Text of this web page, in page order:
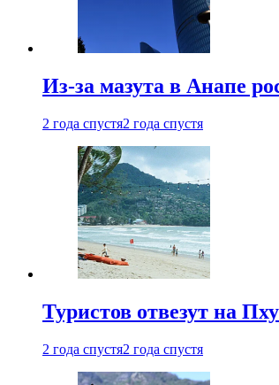
Из-за мазута в Анапе
2 года спустя2 года спустя
Туристов отвезут на
2 года спустя2 года спустя